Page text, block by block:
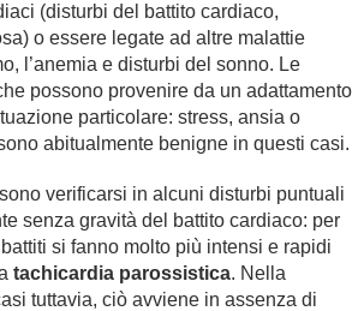
(disturbi del battito cardiaco,
o essere legate ad altre malattie
l’anemia e disturbi del sonno. Le
possono provenire da un adattamento
particolare: stress, ansia o
abitualmente benigne in questi casi.
verificarsi in alcuni disturbi puntuali
senza gravità del battito cardiaco: per
si fanno molto più intensi e rapidi
tachicardia parossistica. Nella
tuttavia, ciò avviene in assenza di